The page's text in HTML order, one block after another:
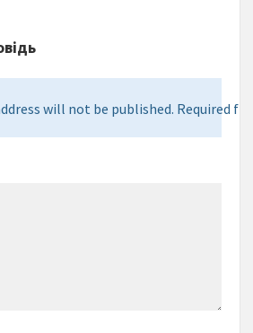
will not be published. Required